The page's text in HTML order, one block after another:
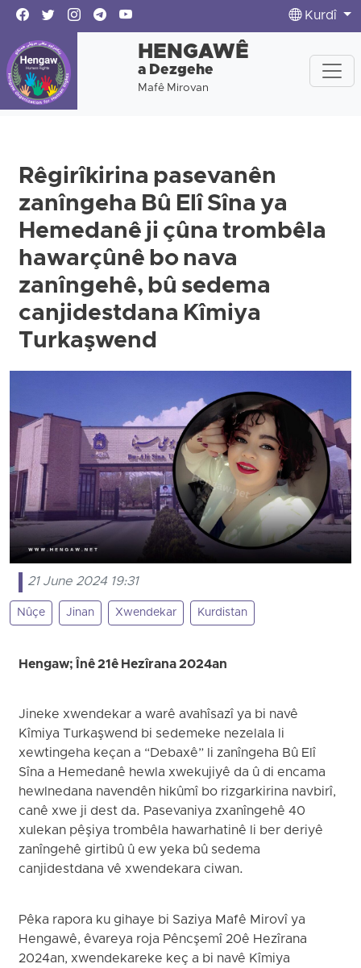
Kurdî
HENGAWÊ
a Dezgehe
Mafê Mirovan
Rêgirîkirina pasevanên
zanîngeha Bû Elî Sîna ya
Hemedanê ji çûna trombêla
hawarçûnê bo nava
zanîngehê, bû sedema
canjidestdana Kîmiya
Turkaşwend
21 June 2024 19:31
Nûçe Jinan Xwendekar Kurdistan
Hengaw; Înê 21ê Hezîrana 2024an
Jineke xwendekar a warê avahîsazî ya bi navê
Kîmiya Turkaşwend bi sedemeke nezelala li
xewtingeha keçan a “Debaxê” li zanîngeha Bû Elî
Sîna a Hemedanê hewla xwekujiyê da û di encama
hewlnedana navendên hikûmî bo rizgarkirina navbirî,
canê xwe ji dest da. Pasevaniya zxanîngehê 40
xulekan pêşiya trombêla hawarhatinê li ber deriyê
zanîngehê girtibû û ew yeka bû sedema
canjidestdana vê xwendekara ciwan.
Pêka rapora ku gihaye bi Saziya Mafê Mirovî ya
Hengawê, êvareya roja Pêncşemî 20ê Hezîrana
2024an, xwendekareke keç a bi navê Kîmiya